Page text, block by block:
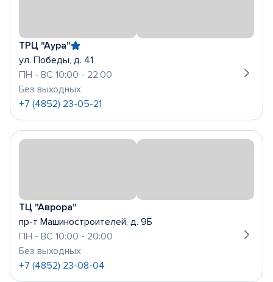
ТРЦ "Аура"
ул. Победы, д. 41
ПН - ВС 10:00 - 22:00
Без выходных
+7 (4852) 23-05-21
ТЦ "Аврора"
пр-т Машиностроителей, д. 9Б
ПН - ВС 10:00 - 20:00
Без выходных
+7 (4852) 23-08-04